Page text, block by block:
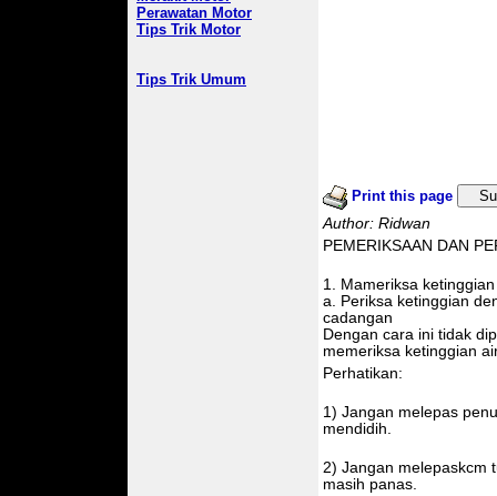
Perawatan Motor
Tips Trik Motor
Tips Trik Umum
Print this page
Author: Ridwan
PEMERIKSAAN DAN
1. Mameriksa
a. Periksa ketinggian
cadangan
Dengan cara ini tidak
memeriksa ketinggian
Perhatikan:
1) Jangan melepas
mendidih.
2) Jangan melepaskcm
masih panas.